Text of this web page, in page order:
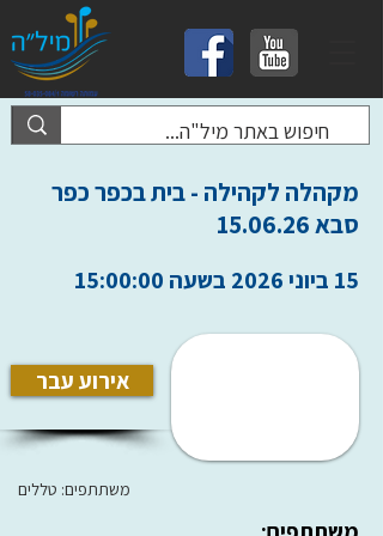
מקהלה לקהילה - בית בכפר כפר
סבא 15.06.26
15 ביוני 2026 בשעה 15:00:00
אירוע עבר
משתתפים: טללים